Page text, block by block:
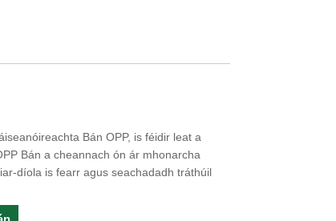
Bán OPP, is féidir leat a
Bán a cheannach ón ár mhonarcha
díola is fearr agus seachadadh tráthúil